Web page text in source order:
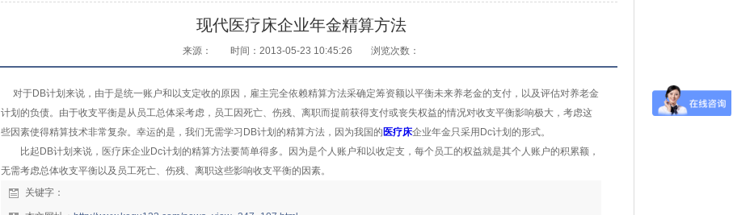
现代医疗床企业年金精算方法
来源： 时间：2013-05-23 10:45:26 浏览次数：
对于DB计划来说，由于是统一账户和以支定收的原因，雇主完全依赖精算方法采确定筹资额以平衡未来养老金的支付，以及评估对养老金
计划的负债。由于收支平衡是从员工总体采考虑，员工因死亡、伤残、离职而提前获得支付或丧失权益的情况对收支平衡影响极大，考虑这
些因素使得精算技术非常复杂。幸运的是，我们无需学习DB计划的精算方法，因为我国的 医疗床企业年金只采用Dc计划的形式。
比起DB计划来说，医疗床企业Dc计划的精算方法要简单得多。因为是个人账户和以收定支，每个员工的权益就是其个人账户的积累额，
无需考虑总体收支平衡以及员工死亡、伤残、离职这些影响收支平衡的因素。
关键字：